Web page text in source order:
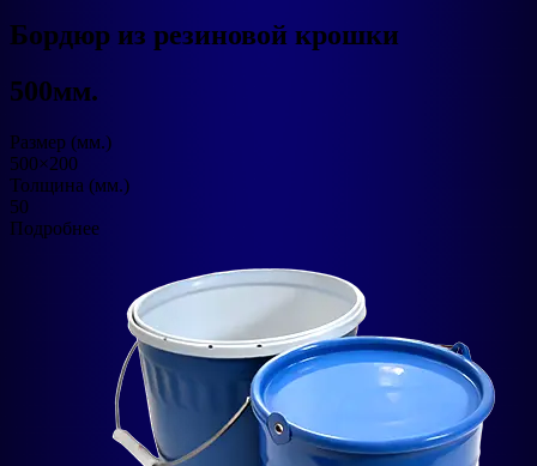
Бордюр из резиновой крошки
500мм.
Размер (мм.)
500×200
Толщина (мм.)
50
Подробнее